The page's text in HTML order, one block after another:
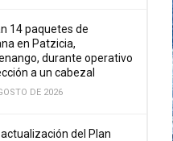
14 paquetes de
en Patzicia,
durante operativo
a un cabezal
DE 2026
del Plan